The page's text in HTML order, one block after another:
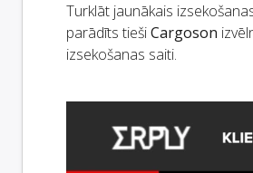
Turklāt jaunākais
parādīts tiešiCargoson
izsekošanas saiti.